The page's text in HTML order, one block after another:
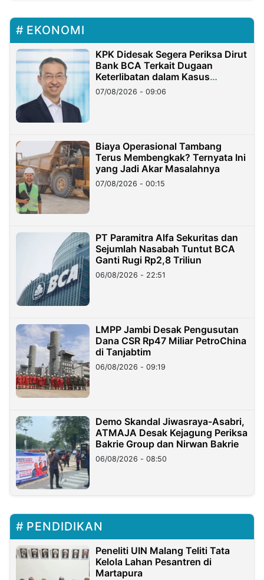
EKONOMI
KPK Didesak Segera Periksa Dirut
Bank BCA Terkait Dugaan
Keterlibatan dalam Kasus
Hilangnya Dana Nasabah Rp2,58
Miliar
07/08/2026 - 09:06
Biaya Operasional Tambang
Terus Membengkak? Ternyata Ini
yang Jadi Akar Masalahnya
07/08/2026 - 00:15
PT Paramitra Alfa Sekuritas dan
Sejumlah Nasabah Tuntut BCA
Ganti Rugi Rp2,8 Triliun
06/08/2026 - 22:51
LMPP Jambi Desak Pengusutan
Dana CSR Rp47 Miliar PetroChina
di Tanjabtim
06/08/2026 - 09:19
Demo Skandal Jiwasraya-Asabri,
ATMAJA Desak Kejagung Periksa
Bakrie Group dan Nirwan Bakrie
06/08/2026 - 08:50
PENDIDIKAN
Peneliti UIN Malang Teliti Tata
Kelola Lahan Pesantren di
Martapura